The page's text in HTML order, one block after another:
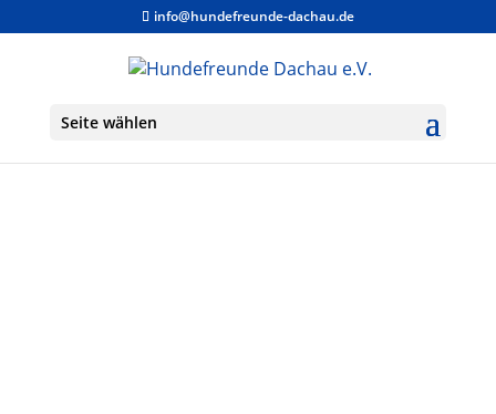
info@hundefreunde-dachau.de
Seite wählen